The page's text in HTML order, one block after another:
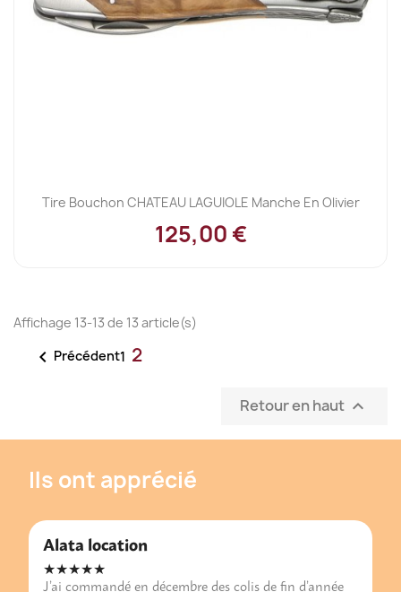
Tire Bouchon CHATEAU LAGUIOLE Manche En Olivier
125,00 €
Affichage 13-13 de 13 article(s)
 Précédent1 2
Retour en haut 
Ils ont apprécié
Alata location
★★★★★
J’ai commandé en décembre des colis de fin d’année